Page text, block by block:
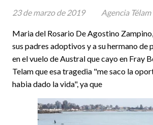
Maria del Rosario De Agostino
sus padres adoptivos y a su hermano de
en el vuelo de Austral que cayo en Fray
Telam que esa tragedia "me saco la
habia dado la vida", ya que
23 de marzo de 2019 Agencia Télam